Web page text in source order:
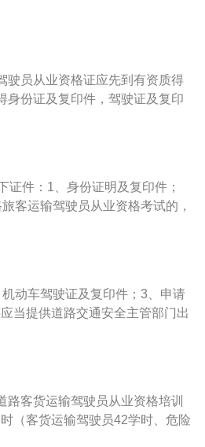
市劳动部门发放的《外来人员就
驶员从业资格证应先到有资质得
身份证及复印件，驾驶证及复印
从业资格证申请登记表》，近期
日期；4、培训完毕，驾校将学
勤记录》报市运管处驾管科，安
卷；6、对于成绩合格得，由驾
制证完毕后交县运管所，领取
件：1、身份证明及复印件；
客运输驾驶员从业资格考试的，
重大以上交通责任事故记录证
动车驾驶证及复印件；3、申请
当提供道路交通安全主管部门出
客货运输驾驶员从业资格培训
（客货运输驾驶员42学时、危险
。考试时须持《道路客货运输驾